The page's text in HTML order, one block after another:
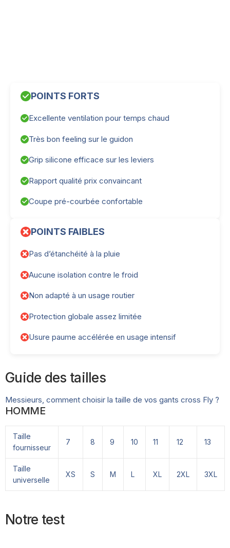
POINTS FORTS
Excellente ventilation pour temps chaud
Très bon feeling sur le guidon
Grip silicone efficace sur les leviers
Rapport qualité prix convaincant
Coupe pré-courbée confortable
POINTS FAIBLES
Pas d’étanchéité à la pluie
Aucune isolation contre le froid
Non adapté à un usage routier
Protection globale assez limitée
Usure paume accélérée en usage intensif
Guide des tailles
Messieurs, comment choisir la taille de vos gants cross Fly ?
HOMME
Taille
fournisseur
7 8 9 10 11 12 13
Taille
universelle
XS S M L XL 2XL 3XL
Notre test